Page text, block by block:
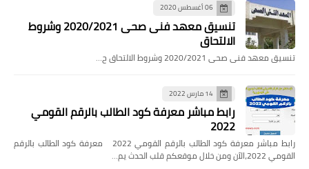
06 أغسطس 2020
تنسيق معهد فنى صحى 2020/2021 وشروط
الالتحاق
تنسيق معهد فنى صحى 2020/2021 وشروط الالتحاق ح…
14 مارس 2022
رابط مباشر معرفة كود الطالب بالرقم القومي
2022
رابط مباشر معرفة كود الطالب بالرقم القومي 2022 معرفة كود الطالب بالرقم
القومي 2022،الآن ومن خلال موقعكم قلب الحدث يم…